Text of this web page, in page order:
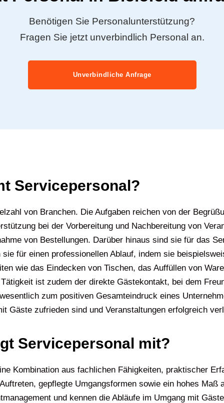
Benötigen Sie Personalunterstützung?
Fragen Sie jetzt unverbindlich Personal an.
Unverbindliche Anfrage
Servicepersonal?
von Branchen. Die Aufgaben reichen von der
bei der Vorbereitung und Nachbereitung von
von Bestellungen. Darüber hinaus sind sie für das
für einen professionellen Ablauf, indem sie
wie das Eindecken von Tischen, das Auffüllen von
ist zudem der direkte Gästekontakt, bei dem
zum positiven Gesamteindruck eines
Gäste zufrieden sind und Veranstaltungen erfolgreich
Servicepersonal mit?
Kombination aus fachlichen Fähigkeiten, praktischer
gepflegte Umgangsformen sowie ein hohes
und kennen die Abläufe im Umgang mit